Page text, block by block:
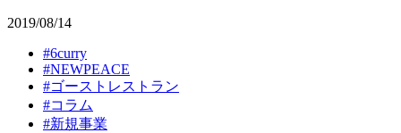
2019/08/14
#6curry
#NEWPEACE
#ゴーストレストラン
#コラム
#新規事業